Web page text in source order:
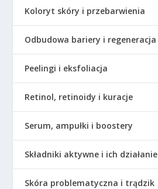
Koloryt skóry i przebarwienia
Odbudowa bariery i regeneracja
Peelingi i eksfoliacja
Retinol, retinoidy i kuracje
Serum, ampułki i boostery
Składniki aktywne i ich działanie
Skóra problematyczna i trądzik